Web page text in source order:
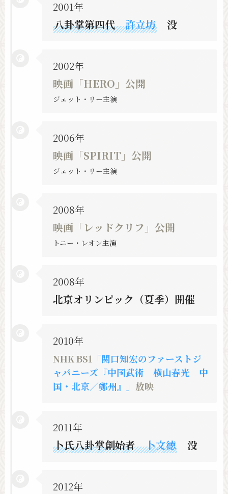
2001年
八卦掌第四代許立坊 没
2002年
映画「HERO」公開
ジェット・リー主演
2006年
映画「SPIRIT」公開
ジェット・リー主演
2008年
映画「レッドクリフ」公開
トニー・レオン主演
2008年
北京オリンピック（夏季）開催
2010年
NHK BS1 「関口知宏のファーストジ
ャパニーズ『中国武術 横山春光 中
国・北京／鄭州』」 放映
2011年
卜氏八卦掌創始者卜文徳 没
2012年